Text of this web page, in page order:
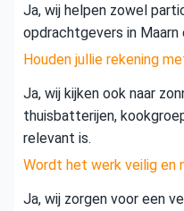
Ja, wij helpen zowel
opdrachtgevers in Maarn
Houden jullie rekening
Ja, wij kijken ook naar
thuisbatterijen,
relevant is.
Wordt het werk veilig en
Ja, wij zorgen voor een